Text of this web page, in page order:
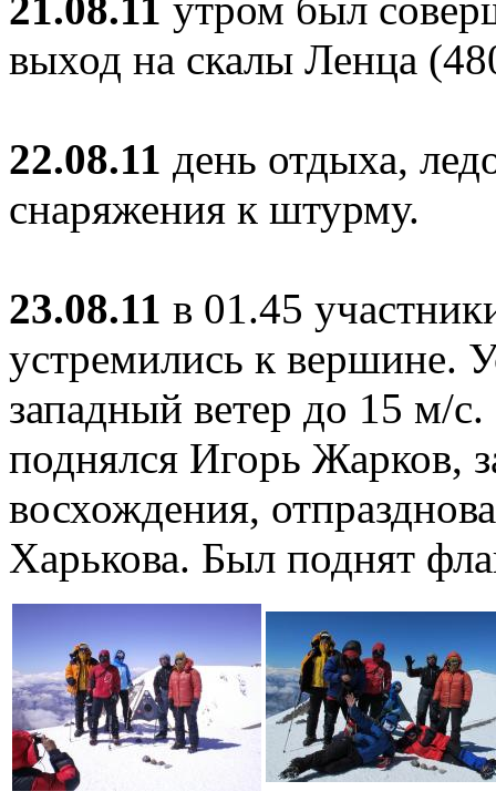
21.08.11 утром был
выход на скалы Ленца
22.08.11 день отдыха,
снаряжения к штурму.
23.08.11 в 01.45
устремились к вершине.
западный ветер до 15 м/
поднялся Игорь Жарков,
восхождения,
Харькова. Был поднят